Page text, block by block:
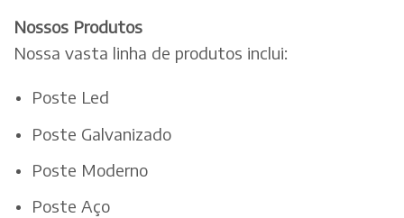
Nossos Produtos
Nossa vasta linha de produtos inclui:
Poste Led
Poste Galvanizado
Poste Moderno
Poste Aço